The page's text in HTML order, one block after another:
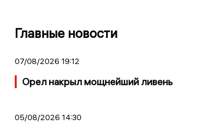
Главные новости
07/08/2026 19:12
Орел накрыл мощнейший ливень
05/08/2026 14:30